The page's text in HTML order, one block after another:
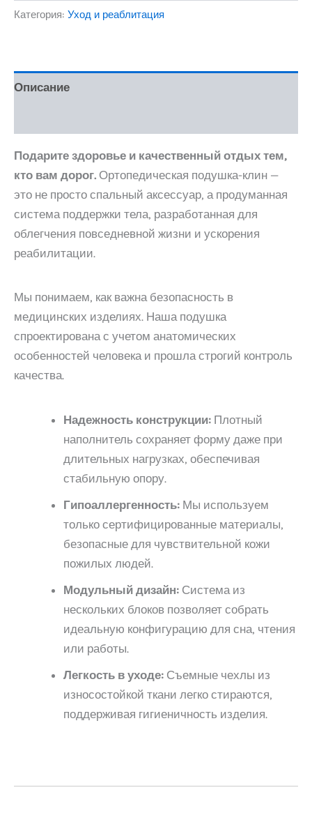
Категория: Уход и реаблитация
Описание
Подарите здоровье и качественный отдых тем,
кто вам дорог. Ортопедическая подушка-клин —
это не просто спальный аксессуар, а продуманная
система поддержки тела, разработанная для
облегчения повседневной жизни и ускорения
реабилитации.
Мы понимаем, как важна безопасность в
медицинских изделиях. Наша подушка
спроектирована с учетом анатомических
особенностей человека и прошла строгий контроль
качества.
Надежность конструкции: Плотный
наполнитель сохраняет форму даже при
длительных нагрузках, обеспечивая
стабильную опору.
Гипоаллергенность: Мы используем
только сертифицированные материалы,
безопасные для чувствительной кожи
пожилых людей.
Модульный дизайн: Система из
нескольких блоков позволяет собрать
идеальную конфигурацию для сна, чтения
или работы.
Легкость в уходе: Съемные чехлы из
износостойкой ткани легко стираются,
поддерживая гигиеничность изделия.